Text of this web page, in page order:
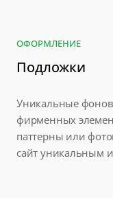
ОФОРМЛЕНИЕ
Подложки
Уникальные
фирменных
паттерны или
сайт уникальным